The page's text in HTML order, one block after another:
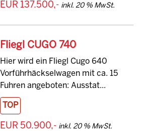
EUR 137.500,- inkl. 20 % MwSt.
Fliegl CUGO 740
Hier wird ein Fliegl Cugo 640
Vorführhäckselwagen mit ca. 15
Fuhren angeboten: Ausstat...
TOP
EUR 50.900,- inkl. 20 % MwSt.